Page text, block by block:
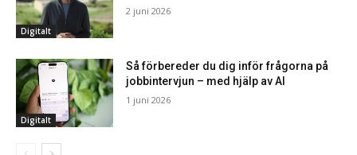
Digitalt
2 juni 2026
Digitalt
Så förbereder du dig inför frågorna på
jobbintervjun – med hjälp av AI
1 juni 2026